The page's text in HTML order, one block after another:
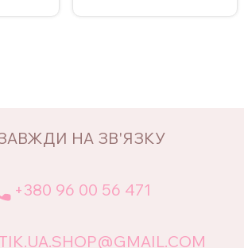
НА ЗВ'ЯЗКУ
+380 96 00 56 471